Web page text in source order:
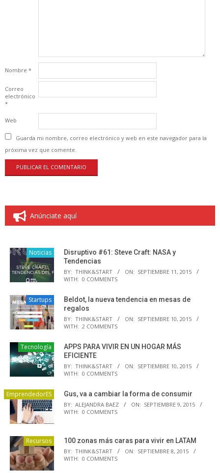
Nombre *
Correo
electrónico
*
Web
Guarda mi nombre, correo electrónico y web en este navegador para la
próxima vez que comente.
Anúnciate aquí
Noticias
Disruptivo #61: Steve Craft: NASA y
Tendencias
BY: THINK&START ON: SEPTIEMBRE 11, 2015
WITH: 0 COMMENTS
Startups
Beldot, la nueva tendencia en mesas de
regalos
BY: THINK&START ON: SEPTIEMBRE 10, 2015
WITH: 2 COMMENTS
Tecnología
APPS PARA VIVIR EN UN HOGAR MÁS
EFICIENTE
BY: THINK&START ON: SEPTIEMBRE 10, 2015
WITH: 0 COMMENTS
EmprendedorES Gus, va a cambiar la forma de consumir
BY: ALEJANDRA BAEZ ON: SEPTIEMBRE 9, 2015
WITH: 0 COMMENTS
Recursos 100 zonas más caras para vivir en LATAM
BY: THINK&START ON: SEPTIEMBRE 8, 2015
WITH: 0 COMMENTS